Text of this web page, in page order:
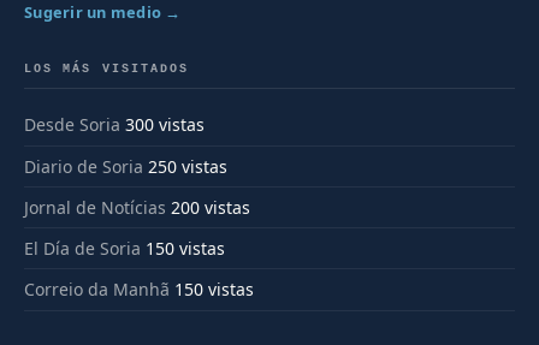
Sugerir un medio →
LOS MÁS VISITADOS
Desde Soria 300 vistas
Diario de Soria 250 vistas
Jornal de Notícias 200 vistas
El Día de Soria 150 vistas
Correio da Manhã 150 vistas